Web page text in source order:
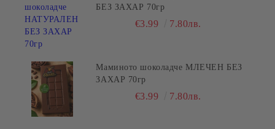
БЕЗ ЗАХАР 70гр
€3.99 7.80лв.
Маминото шоколадче МЛЕЧЕН БЕЗ
ЗАХАР 70гр
€3.99 7.80лв.